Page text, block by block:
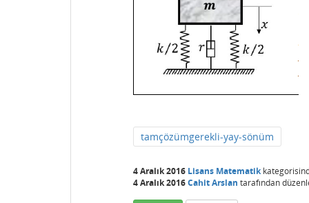
tamçözümgerekli-yay-sönüm
4 Aralık 2016 Lisans Matematik
4 Aralık 2016Cahit Arslan tarafından